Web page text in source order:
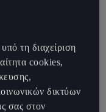
τη Γαλλία, το χωριό
των Πυρηναίων. Το
του. Εκεί,
κάτι
τη διαχείριση
cookies,
δικτύων
σας στον